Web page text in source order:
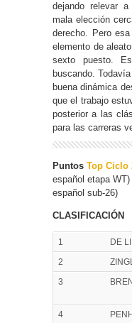
dejando relevar
mala elección
derecho. Pero
elemento de
sexto puesto.
buscando.
buena dinámica
que el trabajo
posterior a las
para las carreras
Puntos Top Ciclo
español etapa WT)
español sub-26)
CLASIFICACIÓN
1 DE
2
3
4